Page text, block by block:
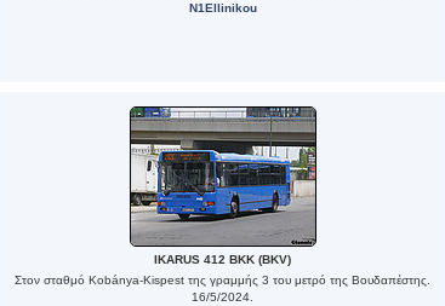
N1Ellinikou
IKARUS 412 BKK (BKV)
Στον σταθμό Kobánya-Kispest της γραμμής 3 του μετρό της Βουδαπέστης.
16/5/2024.